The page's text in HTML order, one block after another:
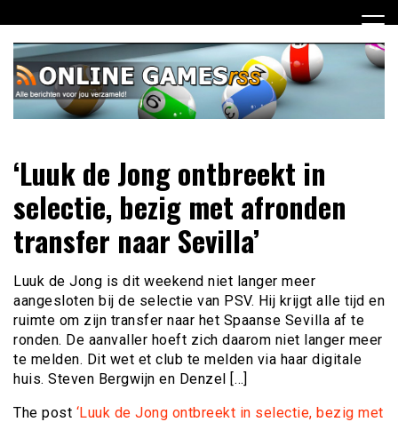
naar
inhoud
Online Games RSS
verzameld
‘Luuk de Jong ontbreekt in
selectie, bezig met afronden
transfer naar Sevilla’
Luuk de Jong is dit weekend niet langer meer
aangesloten bij de selectie van PSV. Hij krijgt alle tijd en
ruimte om zijn transfer naar het Spaanse Sevilla af te
ronden. De aanvaller hoeft zich daarom niet langer meer
te melden. Dit wet et club te melden via haar digitale
huis. Steven Bergwijn en Denzel […]
The post ‘Luuk de Jong ontbreekt in selectie, bezig met